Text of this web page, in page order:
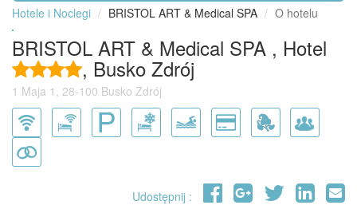
Hotele i Noclegi
BRISTOL ART & Medical SPA O hotelu
BRISTOL ART & Medical SPA , Hotel
, Busko Zdrój
1 Maja 1, 28-100 Busko Zdrój
Udostępnij :